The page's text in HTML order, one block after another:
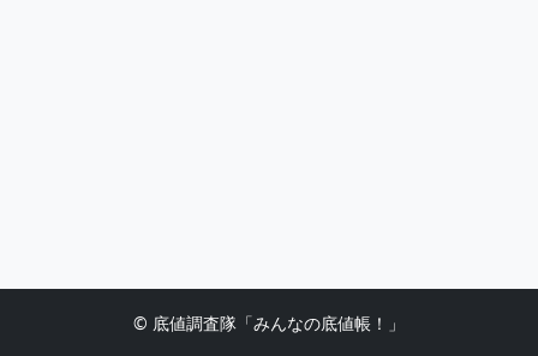
© 底値調査隊「みんなの底値帳！」